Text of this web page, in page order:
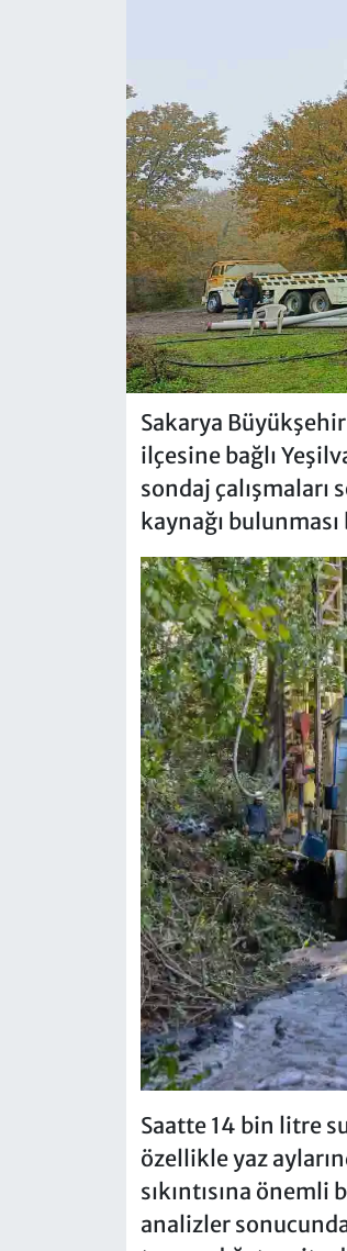
Sakarya
ilçesine bağlı
sondaj
kaynağı
Saatte 14 bin litre
özellikle yaz
sıkıntısına
analizler